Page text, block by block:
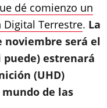
dé comienzo un
Digital Terrestre. La
noviembre será el
estrenará
(UHD)
de las